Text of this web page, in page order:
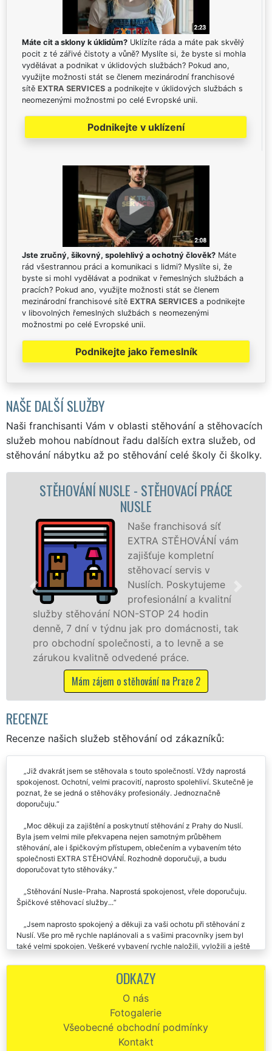
Máte cit a sklony k úklidům? Uklízíte ráda a máte pak skvělý
pocit z té zářivé čistoty a vůně? Myslíte si, že byste si mohla
vydělávat a podnikat v úklidových službách? Pokud ano,
využijte možnosti stát se členem mezinárodní franchisové
sítě EXTRA SERVICES a podnikejte v úklidových službách s
neomezenými možnostmi po celé Evropské unii.
Podnikejte v uklízení
Jste zručný, šikovný, spolehlivý a ochotný člověk? Máte
rád všestrannou práci a komunikaci s lidmi? Myslíte si, že
byste si mohl vydělávat a podnikat v řemeslných službách a
pracích? Pokud ano, využijte možnosti stát se členem
mezinárodní franchisové sítě EXTRA SERVICES a podnikejte
v libovolných řemeslných službách s neomezenými
možnostmi po celé Evropské unii.
Podnikejte jako řemeslník
NAŠE DALŠÍ SLUŽBY
Naši franchisanti Vám v oblasti stěhování a stěhovacích
služeb mohou nabídnout řadu dalších extra služeb, od
stěhování nábytku až po stěhování celé školy či školky.
STĚHOVACÍ SLUŽBA NUSLE - STĚHOVACÍ
FIRMA NUSLE
Poskytujeme
stěhovací služby v
Nuslích na špičkové
úrovni se speciální
stěhovací
technikou. Tyto
služby zajišťujeme domácnostem i firmám v
celém okresu Praha 2 se zárukou kvality
franchisové sítě EXTRA STĚHOVÁNÍ.
Nabízíme stěhovací služby NON-STOP
včetně víkendů a svátků bez příplatků.
Mám zájem o stěhovací služby na Praze 2
RECENZE
Recenze našich služeb stěhování od zákazníků:
Již dvakrát jsem se stěhovala s touto společností. Vždy naprostá
spokojenost. Ochotní, velmi pracovití, naprosto spolehliví. Skutečně je
poznat, že se jedná o stěhováky profesionály. Jednoznačně
Moc děkuji za zajištění a poskytnutí stěhování z Prahy do Nuslí.
Byla jsem velmi mile překvapena nejen samotným průběhem
stěhování, ale i špičkovým přístupem, oblečením a vybavením této
společnosti EXTRA STĚHOVÁNÍ. Rozhodně doporučuji, a budu
Stěhování Nusle-Praha. Naprostá spokojenost, vřele doporučuju.
Jsem naprosto spokojený a děkuji za vaši ochotu při stěhování z
Nuslí. Vše pro mě rychle naplánovali a s vašimi pracovníky jsem byl
mě dovezli zpět k mému autu. Moc děkuji.
Děkuji za profesionální přístup a velkou pomoc. Stěhování z Nuslí
do Prahy proběhlo hladce a cena byla více než příznivá. Mohu jen
EXTRA STĚHOVÁNÍ mohu doporučit! Byla jsem příjemně
překvapena, jak byl celý team stěhováků super ochotný, milý a celé
ODKAZY
O nás
Fotogalerie
Všeobecné obchodní podmínky